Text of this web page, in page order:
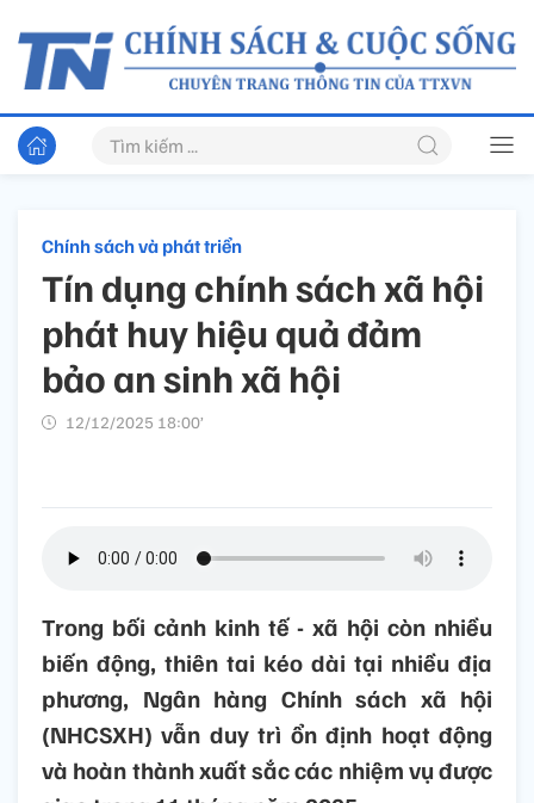
Chính sách và phát triển
Tín dụng chính sách xã hội
phát huy hiệu quả đảm
bảo an sinh xã hội
12/12/2025 18:00’
Trong bối cảnh kinh tế - xã hội còn nhiều
biến động, thiên tai kéo dài tại nhiều địa
phương, Ngân hàng Chính sách xã hội
(NHCSXH) vẫn duy trì ổn định hoạt động
và hoàn thành xuất sắc các nhiệm vụ được